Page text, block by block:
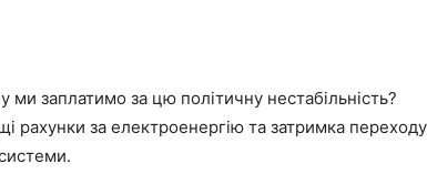
ми заплатимо за цю політичну нестабільність?
рахунки за електроенергію та затримка